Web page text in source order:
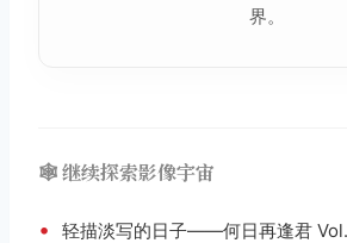
界。
🕸️ 继续探索影像宇宙
• 轻描淡写的日子——何日再逢君